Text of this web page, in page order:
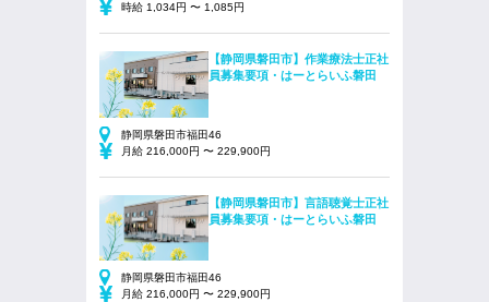
時給 1,034円 〜 1,085円
【静岡県磐田市】作業療法士正社
員募集要項・はーとらいふ磐田
静岡県磐田市福田46
月給 216,000円 〜 229,900円
【静岡県磐田市】言語聴覚士正社
員募集要項・はーとらいふ磐田
静岡県磐田市福田46
月給 216,000円 〜 229,900円